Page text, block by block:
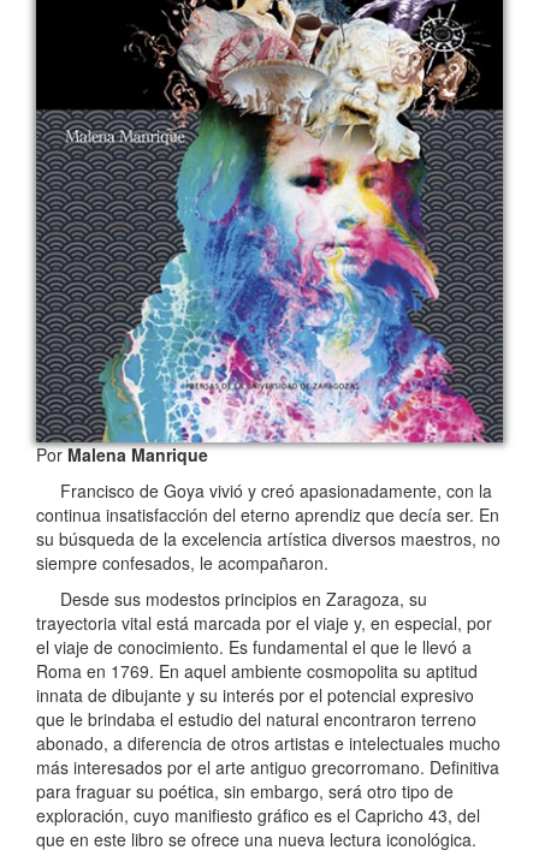
PorMalena Manrique
Francisco de Goya vivió y creó apasionadamente, con la
continua insatisfacción del eterno aprendiz que decía ser. En
su búsqueda de la excelencia artística diversos maestros, no
siempre confesados, le acompañaron.
Desde sus modestos principios en Zaragoza, su
trayectoria vital está marcada por el viaje y, en especial, por
el viaje de conocimiento. Es fundamental el que le llevó a
Roma en 1769. En aquel ambiente cosmopolita su aptitud
innata de dibujante y su interés por el potencial expresivo
que le brindaba el estudio del natural encontraron terreno
abonado, a diferencia de otros artistas e intelectuales mucho
más interesados por el arte antiguo grecorromano. Definitiva
para fraguar su poética, sin embargo, será otro tipo de
exploración, cuyo manifiesto gráfico es el Capricho 43, del
que en este libro se ofrece una nueva lectura iconológica.